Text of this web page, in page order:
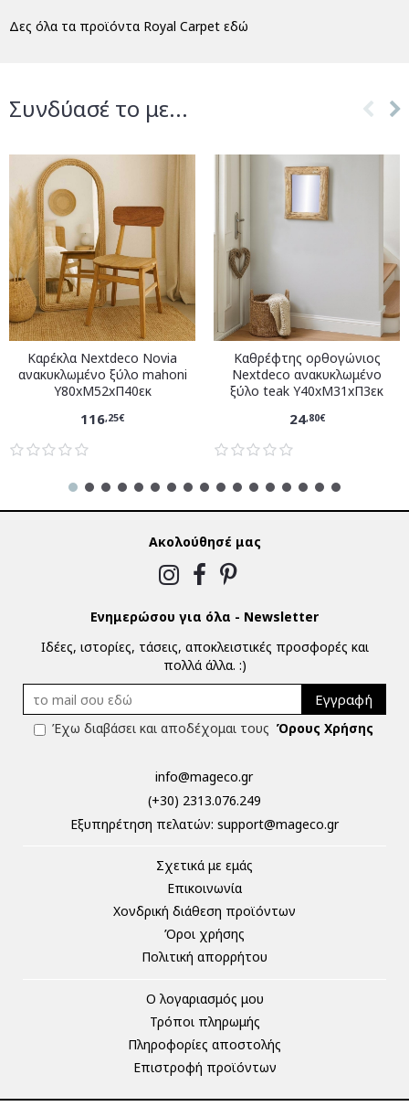
Δες όλα τα προϊόντα Royal Carpet εδώ
Συνδύασέ το με...
Καρέκλα Nextdeco Novia
ανακυκλωμένο ξύλο mahoni
Υ80xM52xΠ40εκ
116,25€
Καθρέφτης ορθογώνιος
Nextdeco ανακυκλωμένο
ξύλο teak Υ40xM31xΠ3εκ
24,80€
Ακολούθησέ μας
Ενημερώσου για όλα - Newsletter
Ιδέες, ιστορίες, τάσεις, αποκλειστικές προσφορές και
πολλά άλλα. :)
Εγγραφή
Έχω διαβάσει και αποδέχομαι τους Όρους Χρήσης
info@mageco.gr
(+30) 2313.076.249
Eξυπηρέτηση πελατών: support@mageco.gr
Σχετικά με εμάς
Επικοινωνία
Χονδρική διάθεση προϊόντων
Όροι χρήσης
Πολιτική απορρήτου
Ο λογαριασμός μου
Τρόποι πληρωμής
Πληροφορίες αποστολής
Επιστροφή προϊόντων